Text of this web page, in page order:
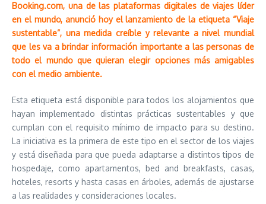
Booking.com, una de las plataformas digitales de viajes líder
en el mundo, anunció hoy el lanzamiento de la etiqueta “Viaje
sustentable”, una medida creíble y relevante a nivel mundial
que les va a brindar información importante a las personas de
todo el mundo que quieran elegir opciones más amigables
con el medio ambiente.
Esta etiqueta está disponible para todos los alojamientos que
hayan implementado distintas prácticas sustentables y que
cumplan con el requisito mínimo de impacto para su destino.
La iniciativa es la primera de este tipo en el sector de los viajes
y está diseñada para que pueda adaptarse a distintos tipos de
hospedaje, como apartamentos, bed and breakfasts, casas,
hoteles, resorts y hasta casas en árboles, además de ajustarse
a las realidades y consideraciones locales.